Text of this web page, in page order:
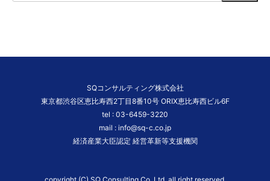
SQコンサルティング株式会社
東京都渋谷区恵比寿西2丁目8番10号 ORIX恵比寿西ビル6F
tel : 03-6459-3220
mail : info@sq-c.co.jp
経済産業大臣認定 経営革新等支援機関